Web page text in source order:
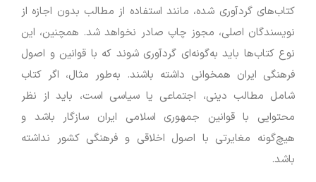
کتاب‌های گردآوری شده، مانند استفاده از مطالب بدون اجازه از
نویسندگان اصلی، مجوز چاپ صادر نخواهد شد. همچنین، این
نوع کتاب‌ها باید به‌گونه‌ای گردآوری شوند که با قوانین و اصول
فرهنگی ایران همخوانی داشته باشند. به‌طور مثال، اگر کتاب
شامل مطالب دینی، اجتماعی یا سیاسی است، باید از نظر
محتوایی با قوانین جمهوری اسلامی ایران سازگار باشد و
هیچ‌گونه مغایرتی با اصول اخلاقی و فرهنگی کشور نداشته
باشد.